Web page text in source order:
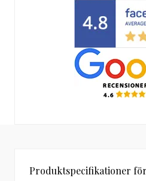
Produktspecifikationer för